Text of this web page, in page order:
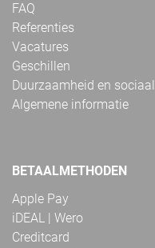
FAQ
Referenties
Vacatures
Geschillen
Duurzaamheid en sociaal
Algemene informatie
BETAALMETHODEN
Apple Pay
iDEAL | Wero
Creditcard